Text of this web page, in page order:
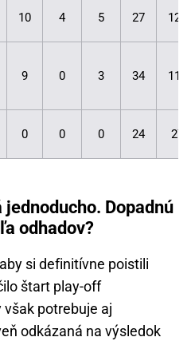
10 4 5 27
9 0 3 34
0 0 0 24
Dopadnú
odhadov?
si definitívne poistili
štart play-off
potrebuje aj
odkázaná na výsledok